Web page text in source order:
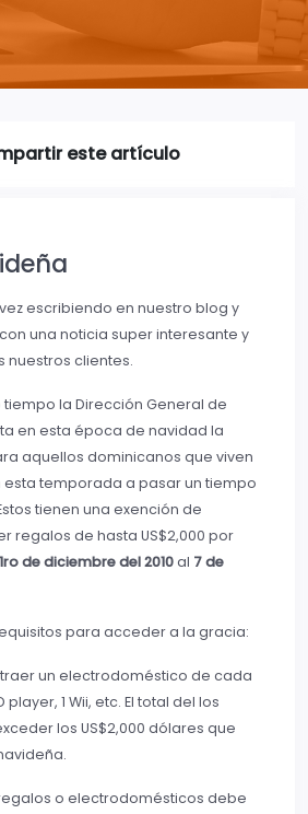
este artículo
escribiendo en nuestro blog y
una noticia super interesante y
clientes.
la Dirección General de
en esta época de navidad la
aquellos dominicanos que viven
esta temporada a pasar un tiempo
tienen una exención de
regalos de hasta US$2,000 por
1ro de diciembre del 2010al 7 de
para acceder a la gracia:
traer un electrodoméstico de cada
player, 1 Wii, etc. El total del los
los US$2,000 dólares que
o electrodomésticos debe